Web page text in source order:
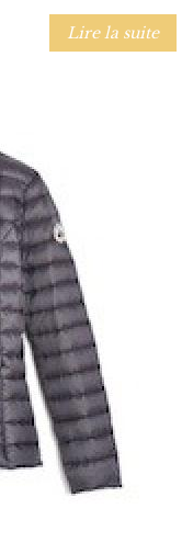
Lire la suite